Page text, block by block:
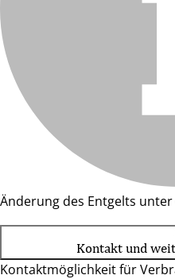
Änderung des Entgelts
Kontakt und
Kontaktmöglichkeit für